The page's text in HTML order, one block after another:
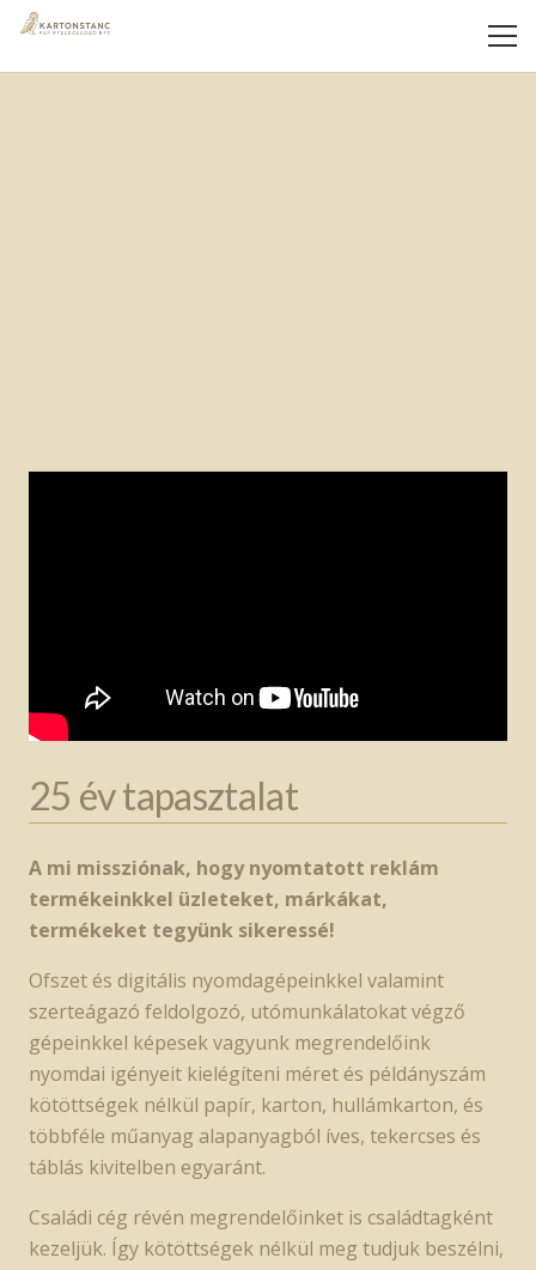
25 év tapasztalat
A mi missziónak, hogy nyomtatott reklám
termékeinkkel üzleteket, márkákat,
termékeket tegyünk sikeressé!
Ofszet és digitális nyomdagépeinkkel valamint
szerteágazó feldolgozó, utómunkálatokat végző
gépeinkkel képesek vagyunk megrendelőink
nyomdai igényeit kielégíteni méret és példányszám
kötöttségek nélkül papír, karton, hullámkarton, és
többféle műanyag alapanyagból íves, tekercses és
táblás kivitelben egyaránt.
Családi cég révén megrendelőinket is családtagként
kezeljük. Így kötöttségek nélkül meg tudjuk beszélni,